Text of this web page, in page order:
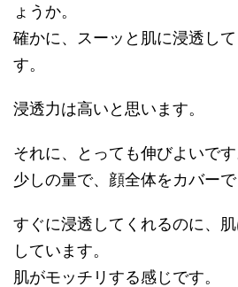
ょうか。
確かに、スーッと肌に浸透し
す。
浸透力は高いと思います。
それに、とっても伸びよいです
少しの量で、顔全体をカバーで
すぐに浸透してくれるのに、
しています。
肌がモッチリする感じです。